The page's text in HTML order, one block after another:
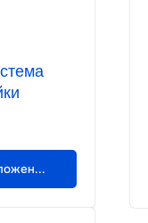
Получить предложение